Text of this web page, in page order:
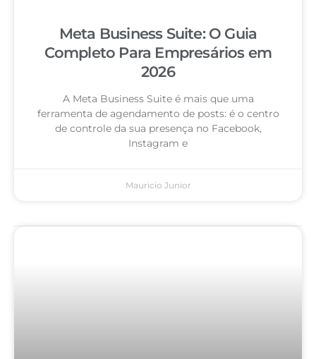
Meta Business Suite: O Guia
Completo Para Empresários em
2026
A Meta Business Suite é mais que uma
ferramenta de agendamento de posts: é o centro
de controle da sua presença no Facebook,
Instagram e
Mauricio Junior